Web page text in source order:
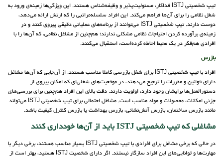
تیپ شخصیتی ISTJ فداکار، مسئولیت‌پذیر و وظیفه‌شناس هستند. این ویژگی‌ها زمینه‌ی ورود به
شغل نظامی را برای آن‌ها فراهم می‌کند. این افراد سلسله‌مراتبی را که ارتش ارائه می‌دهد،
دوست دارند. تیپ شخصیتی ISTJ می‌توانند از برنامه‌های عملیاتی دقیقی پیروی کنند و در
زمینه‌ی برآورده کردن احتیاجات نظامی مشکلی ندارند؛ هم‌چنین از مشاغل نظامی،‌ که آن‌ها را با
افرادی هم‌فکر در یک محیط احاطه کرده‌است، استقبال می‌کنند.
بازرس
افراد با تیپ شخصیتی ISTJ برای شغل بازرسی کاملا مناسب هستند. از آن‌جایی که آن‌ها مشاغل
دارای قوانین و مقررات را ترجیح می‌دهند، در موقعیت‌های شغلی‌ای که امکان پیروی از
دستورالعمل‌ها برایشان وجود دارد، اولویت دارند. دقت بالای این افراد هم‌چنین برای بررسی‌های
جزئی امکانات، محصولات و مواد مناسب است. مشاغل احتمالی برای تیپ شخصیتی ISTJ می‌تواند
مانند بازرس ساختمان، بازرس آتش‌نشانی، بازرس بهداشت یا بازرس کنترل کیفیت باشد.
مشاغلی که تیپ شخصیتی ISTJ باید از آن‌ها خودداری کنند
در حالی که برخی مشاغل برای افرادی با تیپ شخصیتی ISTJ بسیار مناسب هستند، برخی دیگر با
مهارت‌ها و توانایی‌های این افراد سازگار نیستند. اگر دارای شخصیت ISTJ هستید، بهتر است از